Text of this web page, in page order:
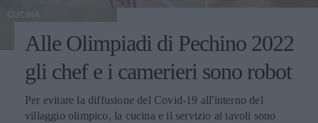
CUCINA
Alle Olimpiadi di Pechino 2022
gli chef e i camerieri sono robot
Per evitare la diffusione del Covid-19 all'interno del
villaggio olimpico, la cucina e il servizio ai tavoli sono